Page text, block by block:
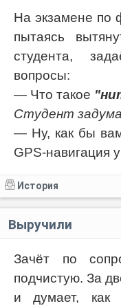
На экзамене по
пытаясь
студента,
вопросы:
— Что такое
Студент
— Ну, как бы вам
GPS-навигация
История
Выручили
Зачёт по
подчистую. За
и думает, как